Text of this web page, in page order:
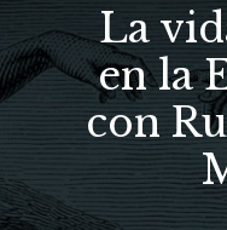
La
en la
con